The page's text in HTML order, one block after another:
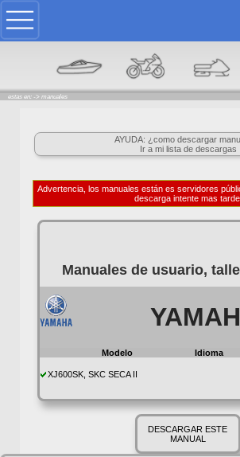
estas en: -> manuales
AYUDA: ¿como descargar
Ir a mi lista de descargas
Advertencia, los manuales están es servidores
descarga intente mas tarde.
Manuales de usuario,
Modelo Idioma
XJ600SK, SKC SECA II
DESCARGAR ESTE
MANUAL